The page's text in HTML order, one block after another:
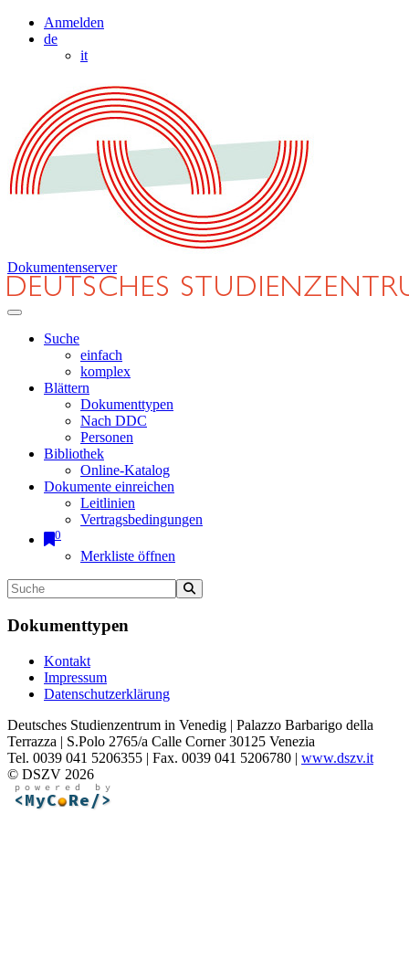
Anmelden
de
it
Dokumentenserver
Suche
einfach
komplex
Blättern
Dokumenttypen
Nach DDC
Personen
Bibliothek
Online-Katalog
Dokumente einreichen
Leitlinien
Vertragsbedingungen
0
Merkliste öffnen
Dokumenttypen
Kontakt
Impressum
Datenschutzerklärung
Deutsches Studienzentrum in Venedig | Palazzo Barbarigo della
Terrazza | S.Polo 2765/a Calle Corner 30125 Venezia
Tel. 0039 041 5206355 | Fax. 0039 041 5206780 | www.dszv.it
© DSZV 2026